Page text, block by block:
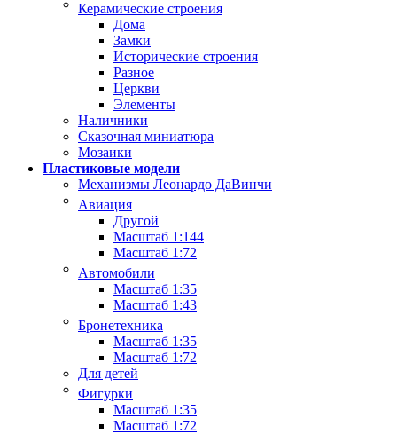
Керамические строения
Дома
Замки
Исторические строения
Разное
Церкви
Элементы
Наличники
Сказочная миниатюра
Мозаики
Пластиковые модели
Механизмы Леонардо ДаВинчи
Авиация
Другой
Масштаб 1:144
Масштаб 1:72
Автомобили
Масштаб 1:35
Масштаб 1:43
Бронетехника
Масштаб 1:35
Масштаб 1:72
Для детей
Фигурки
Масштаб 1:35
Масштаб 1:72